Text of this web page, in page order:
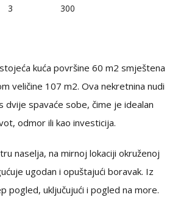
3 300
kuća površine 60 m2 smještena
veličine 107 m2. Ova nekretnina nudi
dvije spavaće sobe, čime je idealan
odmor ili kao investicija.
naselja, na mirnoj lokaciji okruženoj
ugodan i opuštajući boravak. Iz
pogled, uključujući i pogled na more.